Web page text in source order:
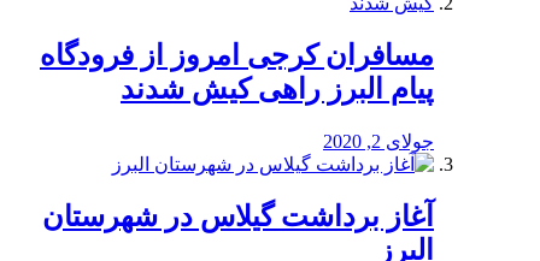
مسافران کرجی امروز از فرودگاه
پیام البرز راهی کیش شدند
جولای 2, 2020
آغاز برداشت گیلاس در شهرستان
البرز